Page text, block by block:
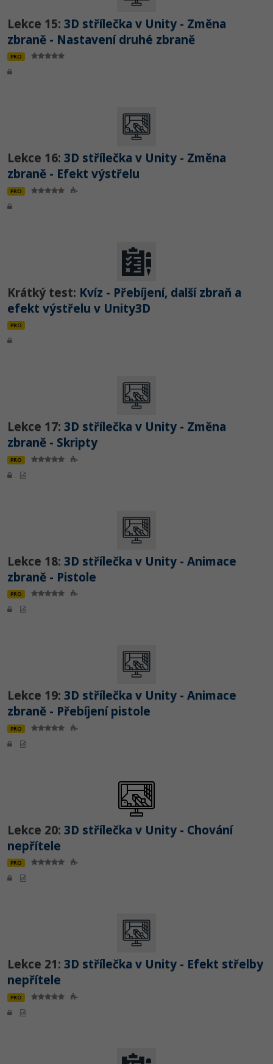
Lekce 15: 3D střílečka v Unity - Změna
zbraně - Nastavení druhé zbraně
PRO
Lekce 16: 3D střílečka v Unity - Změna
zbraně - Efekt výstřelu
PRO
Krátký test: Kvíz - Přebíjení, další zbraň a
efekt výstřelu v Unity3D
PRO
Lekce 17: 3D střílečka v Unity - Změna
zbraně - Skripty
PRO
Lekce 18: 3D střílečka v Unity - Animace
zbraně - Pistole
PRO
Lekce 19: 3D střílečka v Unity - Animace
zbraně - Přebíjení pistole
PRO
Lekce 20: 3D střílečka v Unity - Chování
nepřítele
PRO
Lekce 21: 3D střílečka v Unity - Efekt střelby
nepřítele
PRO